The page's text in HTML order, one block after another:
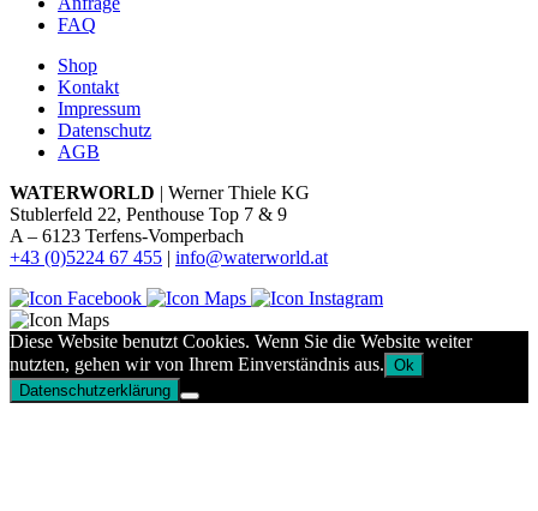
FAQ
Shop
Kontakt
Impressum
Datenschutz
AGB
WATERWORLD | Werner Thiele KG
Stublerfeld 22, Penthouse Top 7 & 9
A – 6123 Terfens-Vomperbach
+43 (0)5224 67 455 | info@waterworld.at
Diese Website benutzt Cookies. Wenn Sie die Website weiter
nutzten, gehen wir von Ihrem Einverständnis aus. Ok
Datenschutzerklärung